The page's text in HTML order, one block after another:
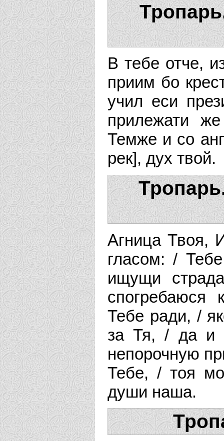
В тебе отче,
приим бо
учил еси
прилежати
Темже и со
рек], дух твой.
Агница Твоя,
гласом: /
ищущи
Тебе ради, /
за Тя, / да и
непорочную
Тебе, / тоя
души наша.